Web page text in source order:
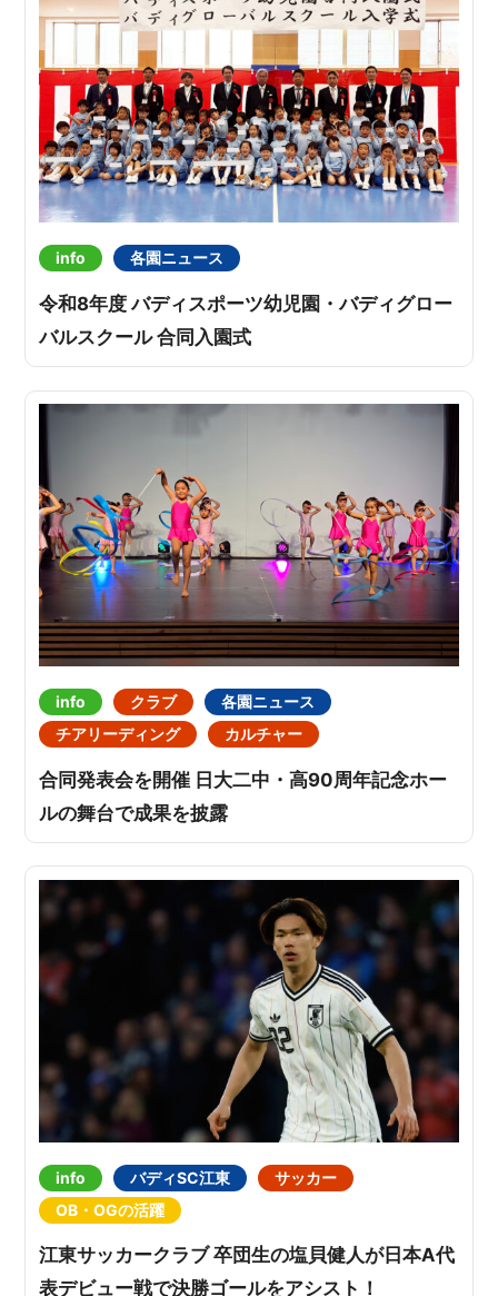
info 各園ニュース
令和8年度 バディスポーツ幼児園・バディグロー
バルスクール 合同入園式
info クラブ
各園ニュース
チアリーディング
カルチャー
合同発表会を開催 日大二中・高90周年記念ホー
ルの舞台で成果を披露
info バディSC江東
サッカー
OB・OGの活躍
江東サッカークラブ 卒団生の塩貝健人が日本A代
表デビュー戦で決勝ゴールをアシスト！